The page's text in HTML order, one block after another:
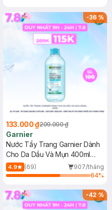
-36%
133.000 ₫209.000 ₫
Garnier
Nước Tẩy Trang Garnier Dành
Cho Da Dầu Và Mụn 400ml
(Mới)
4.9 (69)
907/tháng
64%
-42%